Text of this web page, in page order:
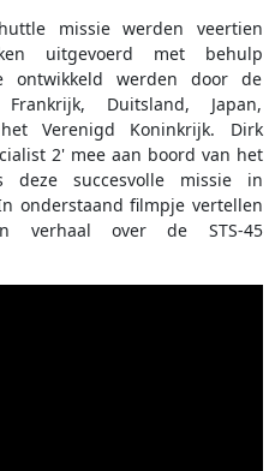
missie werden veertien
uitgevoerd met behulp
ontwikkeld werden door de
Duitsland, Japan,
Verenigd Koninkrijk. Dirk
2' mee aan boord van het
deze succesvolle missie in
onderstaand filmpje vertellen
verhaal over de STS-45